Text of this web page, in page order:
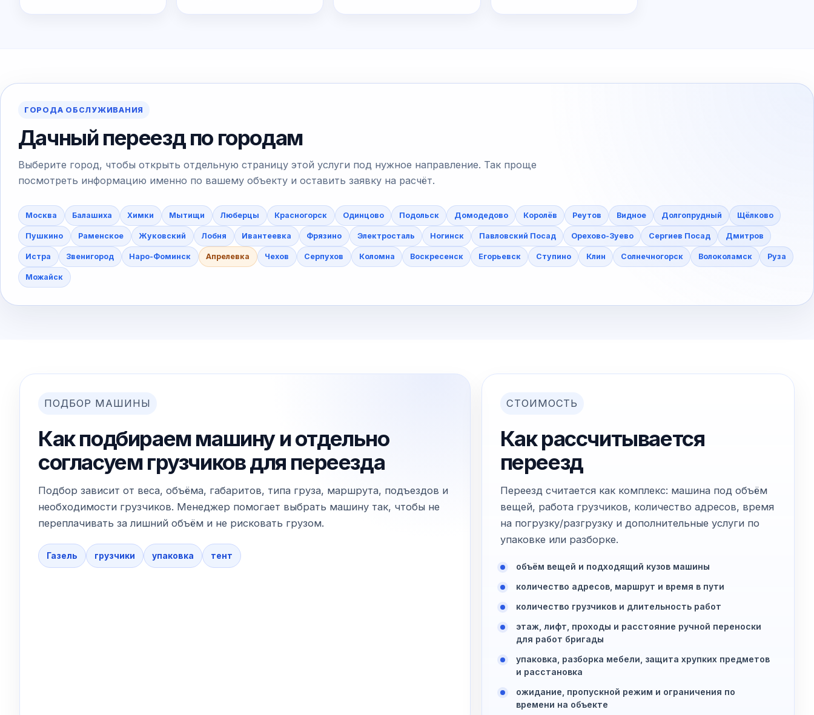
ГОРОДА ОБСЛУЖИВАНИЯ
Дачный переезд по городам
Выберите город, чтобы открыть отдельную страницу этой услуги под нужное направление. Так проще
посмотреть информацию именно по вашему объекту и оставить заявку на расчёт.
Москва Балашиха Химки Мытищи Люберцы Красногорск Одинцово Подольск Домодедово Королёв Реутов Видное Долгопрудный Щёлково
Пушкино Раменское Жуковский Лобня Ивантеевка Фрязино Электросталь Ногинск Павловский Посад Орехово-Зуево Сергиев Посад Дмитров
Истра Звенигород Наро-Фоминск Апрелевка Чехов Серпухов Коломна Воскресенск Егорьевск Ступино Клин Солнечногорск Волоколамск Руза
Можайск
ПОДБОР МАШИНЫ
Как подбираем машину и отдельно
согласуем грузчиков для переезда
Подбор зависит от веса, объёма, габаритов, типа груза, маршрута, подъездов и
необходимости грузчиков. Менеджер помогает выбрать машину так, чтобы не
переплачивать за лишний объём и не рисковать грузом.
Газель грузчики упаковка тент
СТОИМОСТЬ
Как рассчитывается
переезд
Переезд считается как комплекс: машина под объём
вещей, работа грузчиков, количество адресов, время
на погрузку/разгрузку и дополнительные услуги по
упаковке или разборке.
объём вещей и подходящий кузов машины
количество адресов, маршрут и время в пути
количество грузчиков и длительность работ
этаж, лифт, проходы и расстояние ручной переноски
для работ бригады
упаковка, разборка мебели, защита хрупких предметов
и расстановка
ожидание, пропускной режим и ограничения по
времени на объекте